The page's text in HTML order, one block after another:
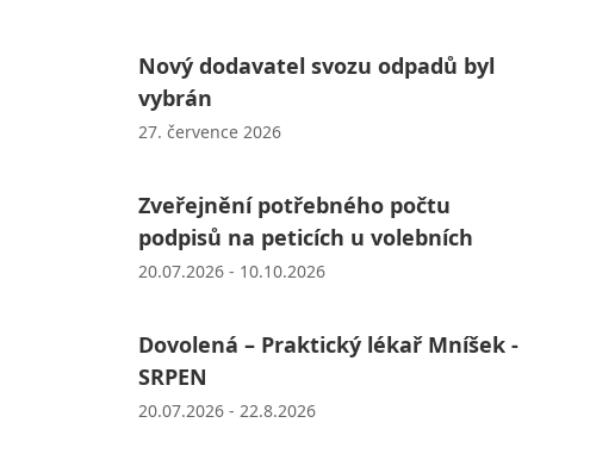
Nový dodavatel svozu odpadů byl
vybrán
27. července 2026
Zveřejnění potřebného počtu
podpisů na peticích u volebních
20.07.2026 - 10.10.2026
Dovolená – Praktický lékař Mníšek -
SRPEN
20.07.2026 - 22.8.2026